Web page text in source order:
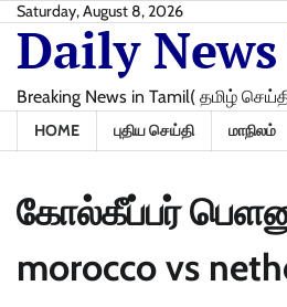
Skip
content
Saturday, August 8, 2026
Daily
Breaking News in Tamil( தமிழ்
HOME புதிய செய்தி மாநிலம்
கோல்கீப்பர்
morocco vs